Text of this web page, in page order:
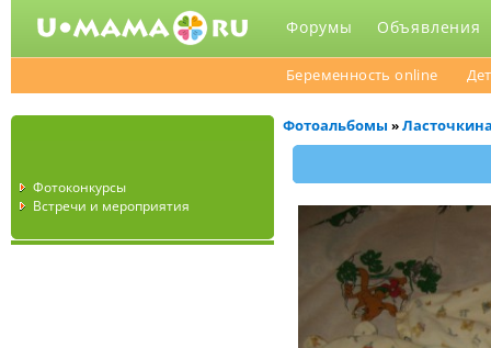
Форумы Объявления
Беременность online
Фотоконкурсы
Встречи и мероприятия
Фотоальбомы »